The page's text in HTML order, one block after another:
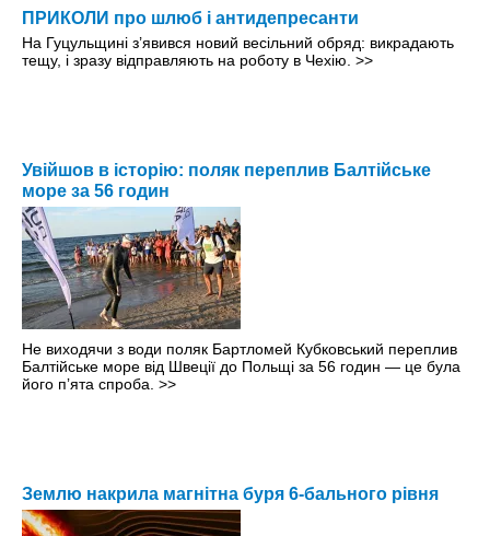
ПРИКОЛИ про шлюб і антидепресанти
На Гуцульщині з’явився новий весільний обряд: викрадають
тещу, і зразу відправляють на роботу в Чехію. >>
Увійшов в історію: поляк переплив Балтійське
море за 56 годин
Не виходячи з води поляк Бартломей Кубковський переплив
Балтійське море від Швеції до Польщі за 56 годин — це була
його пʼята спроба. >>
Землю накрила магнітна буря 6-бального рівня